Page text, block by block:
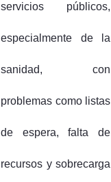
servicios públicos,
especialmente de la
sanidad, con
problemas como listas
de espera, falta de
recursos y sobrecarga